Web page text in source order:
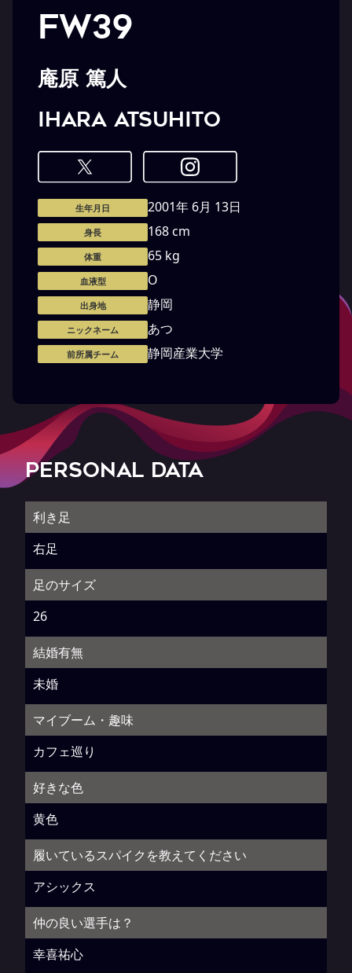
FW39
庵原 篤人
IHARA Atsuhito
生年月日 2001年 6月 13日
身長 168 cm
体重 65 kg
血液型 O
出身地 静岡
ニックネーム あつ
前所属チーム 静岡産業大学
PERSONAL DATA
利き足
右足
足のサイズ
26
結婚有無
未婚
マイブーム・趣味
カフェ巡り
好きな色
黄色
履いているスパイクを教えてください
アシックス
仲の良い選手は？
幸喜祐心